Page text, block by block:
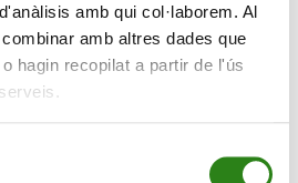
amb qui col·laborem. Al
amb altres dades que
hagin recopilat a partir de l'ús
i la vulnerabilitat del